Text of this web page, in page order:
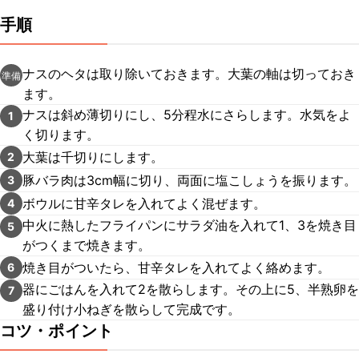
手順
準備ナスのヘタは取り除いておきます。大葉の軸は切っておき
ます。
1
ナスは斜め薄切りにし、5分程水にさらします。水気をよ
く切ります。
2 大葉は千切りにします。
3 豚バラ肉は3cm幅に切り、両面に塩こしょうを振ります。
4 ボウルに甘辛タレを入れてよく混ぜます。
5 中火に熱したフライパンにサラダ油を入れて1、3を焼き目
がつくまで焼きます。
6 焼き目がついたら、甘辛タレを入れてよく絡めます。
7 器にごはんを入れて2を散らします。その上に5、半熟卵を
盛り付け小ねぎを散らして完成です。
コツ・ポイント